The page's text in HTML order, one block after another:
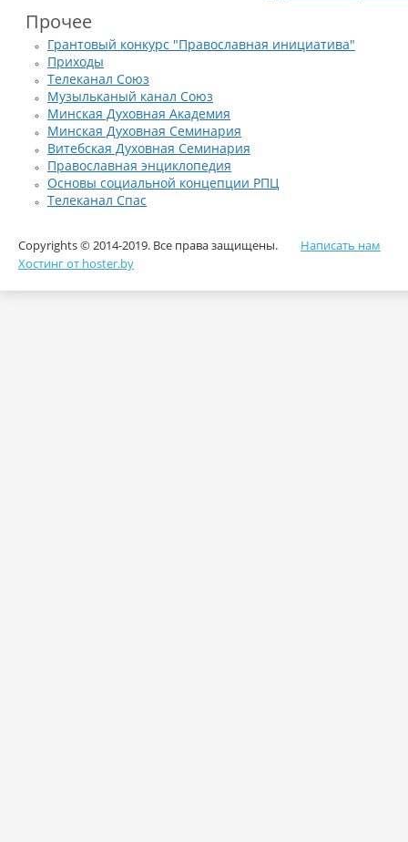
Прочее
Грантовый конкурс "Православная инициатива"
Приходы
Телеканал Союз
Музыльканый канал Союз
Минская Духовная Академия
Минская Духовная Семинария
Витебская Духовная Семинария
Православная энциклопедия
Основы социальной концепции РПЦ
Телеканал Спас
Copyrights © 2014-2019. Все права защищены.
Хостинг от hoster.by
Написать нам